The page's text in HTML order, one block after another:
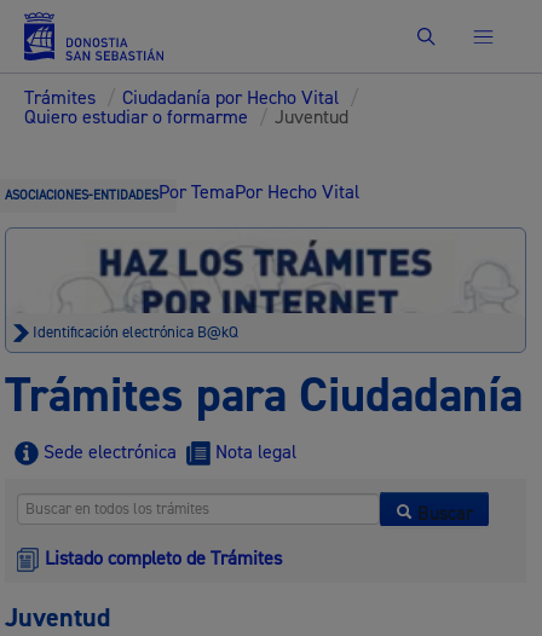
Buscar
Trámites / Ciudadanía por Hecho Vital /
Quiero estudiar o formarme / Juventud
ASOCIACIONES-ENTIDADESPor TemaPor Hecho Vital
Identificación electrónica B@kQ
Trámites para Ciudadanía
Sede electrónica Nota legal
Buscar
Listado completo de Trámites
Juventud